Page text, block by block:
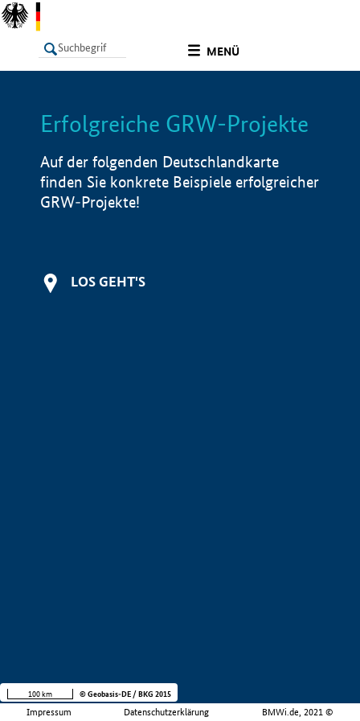
MENÜ
LISTE Info
Erfolgreiche GRW-Projekte
Auf der folgenden Deutschlandkarte
finden Sie konkrete Beispiele erfolgreicher
GRW-Projekte!
LOS GEHT'S
Impressum Datenschutzerklärung BMWi.de, 2021 ©
100 km © Geobasis-DE / BKG 2015